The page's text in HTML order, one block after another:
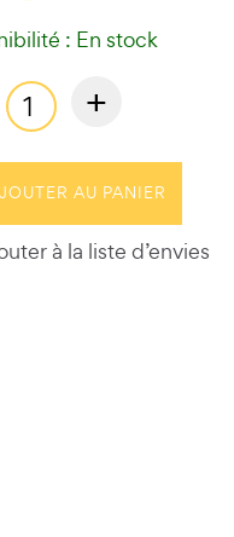
: En stock
+
AU PANIER
à la liste d’envies